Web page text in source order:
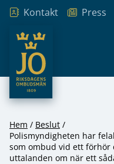
Hoppa till innehåll
Kontakt Press
JO – Riksdagens
Hem
Beslut
Polismyndigheten har
som ombud vid ett förhör
uttalanden om när ett